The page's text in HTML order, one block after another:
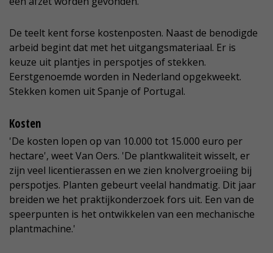
De teelt kent forse kostenposten. Naast de benodigde
arbeid begint dat met het uitgangsmateriaal. Er is
keuze uit plantjes in perspotjes of stekken.
Eerstgenoemde worden in Nederland opgekweekt.
Stekken komen uit Spanje of Portugal.
Kosten
'De kosten lopen op van 10.000 tot 15.000 euro per
hectare', weet Van Oers. 'De plantkwaliteit wisselt, er
zijn veel licentierassen en we zien knolvergroeiing bij
perspotjes. Planten gebeurt veelal handmatig. Dit jaar
breiden we het praktijkonderzoek fors uit. Een van de
speerpunten is het ontwikkelen van een mechanische
plantmachine.'